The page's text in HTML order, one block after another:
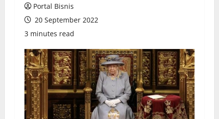
Portal Bisnis
20 September 2022
3 minutes read